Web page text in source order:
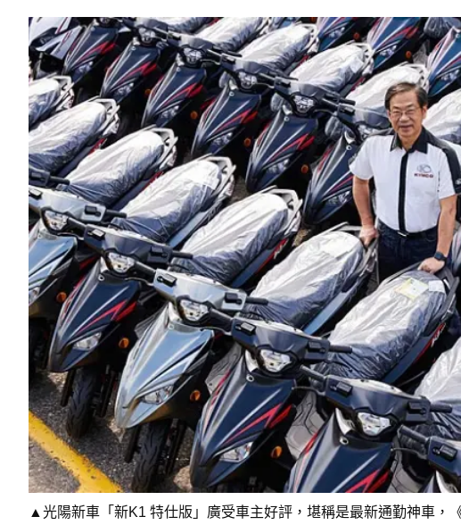
▲光陽新車「新K1 特仕版」廣受車主好評，堪稱是最新通勤神車，